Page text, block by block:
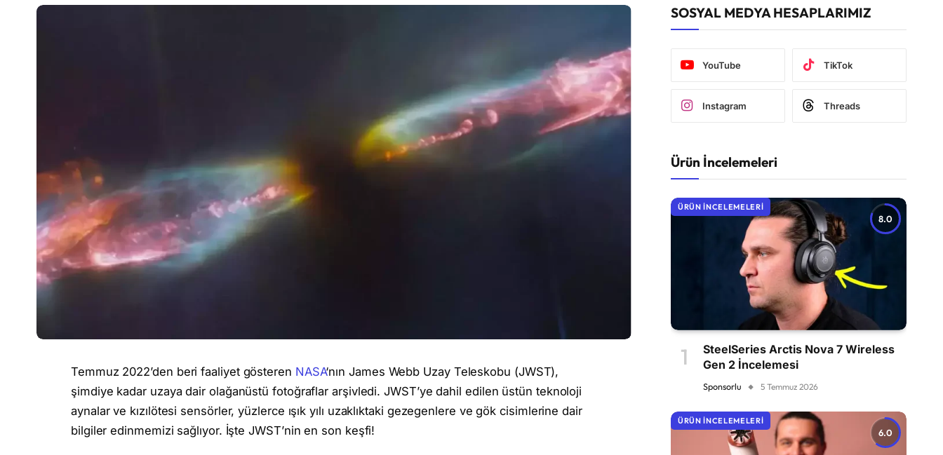
Temmuz 2022’den beri faaliyet gösteren NASA‘nın James Webb Uzay Teleskobu (JWST),
şimdiye kadar uzaya dair olağanüstü fotoğraflar arşivledi. JWST’ye dahil edilen üstün teknoloji
aynalar ve kızılötesi sensörler, yüzlerce ışık yılı uzaklıktaki gezegenlere ve gök cisimlerine dair
bilgiler edinmemizi sağlıyor. İşte JWST’nin en son keşfi!
SOSYAL MEDYA HESAPLARIMIZ
YouTube TikTok
Instagram Threads
Ürün İncelemeleri
8.0
ÜRÜN İNCELEMELERI
SteelSeries Arctis Nova 7 Wireless
Gen 2 İncelemesi
Sponsorlu 5 Temmuz 2026
6.0
ÜRÜN İNCELEMELERI